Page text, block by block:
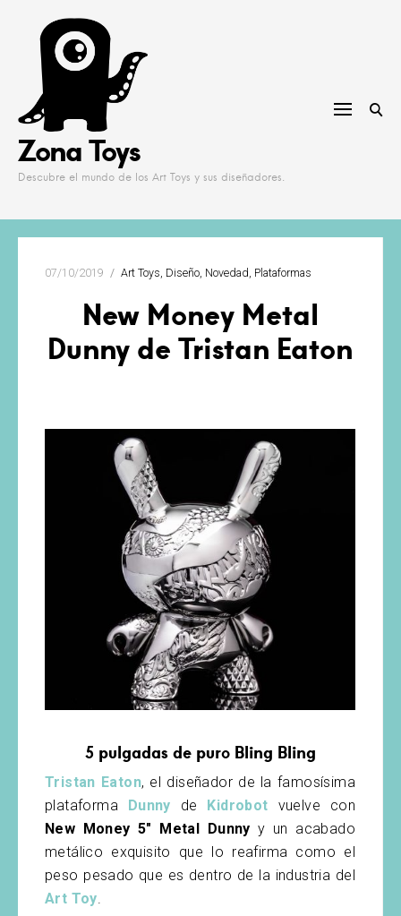
content
Zona Toys
Descubre el mundo de los Art Toys y sus diseñadores.
07/10/2019 Art Toys Diseño Novedad Plataformas
New Money Metal
Dunny de Tristan Eaton
5 pulgadas de puro Bling Bling
Tristan Eaton, el diseñador de la famosísima
plataforma
Dunny de Kidrobot vuelve con
New Money 5″ Metal Dunny y un acabado
metálico exquisito que lo reafirma como el
peso pesado que es dentro de la industria del
Art Toy.